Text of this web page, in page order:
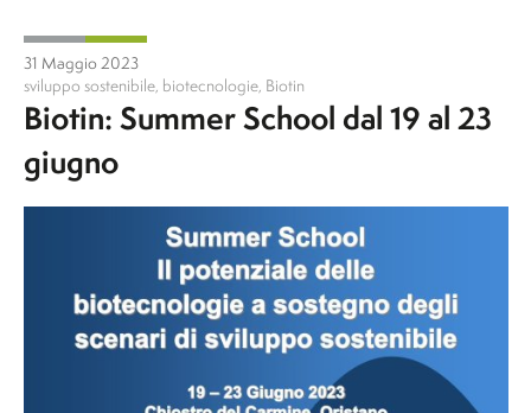
31 Maggio 2023
sviluppo sostenibile, biotecnologie, Biotin
Biotin: Summer School dal 19 al 23
giugno